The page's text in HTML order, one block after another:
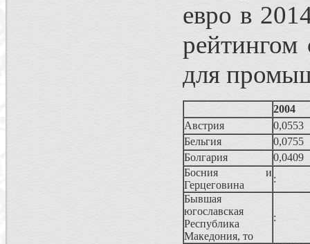
евро в
рейтингом
для
2004
Австрия
0,0553
Бельгия
0,0755
Болгария
0,0409
Босния и
Герцеговина
:
Бывшая
югославская
Республика
Македония, то
: